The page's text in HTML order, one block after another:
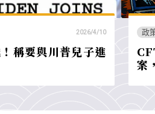
2026/4/10
稱要與川普兒子進
政
案